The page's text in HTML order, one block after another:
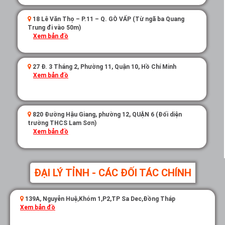
18 Lê Văn Thọ – P.11 – Q. GÒ VẤP (Từ ngã ba Quang
Trung đi vào 50m)
Xem bản đồ
27 Đ. 3 Tháng 2, Phường 11, Quận 10, Hồ Chí Minh
Xem bản đồ
820 Đường Hậu Giang, phường 12, QUẬN 6 (Đối diện
trường THCS Lam Sơn)
Xem bản đồ
ĐẠI LÝ TỈNH - CÁC ĐỐI TÁC CHÍNH
139A, Nguyễn Huệ,Khóm 1,P2,TP Sa Dec,Đồng Tháp
Xem bản đồ